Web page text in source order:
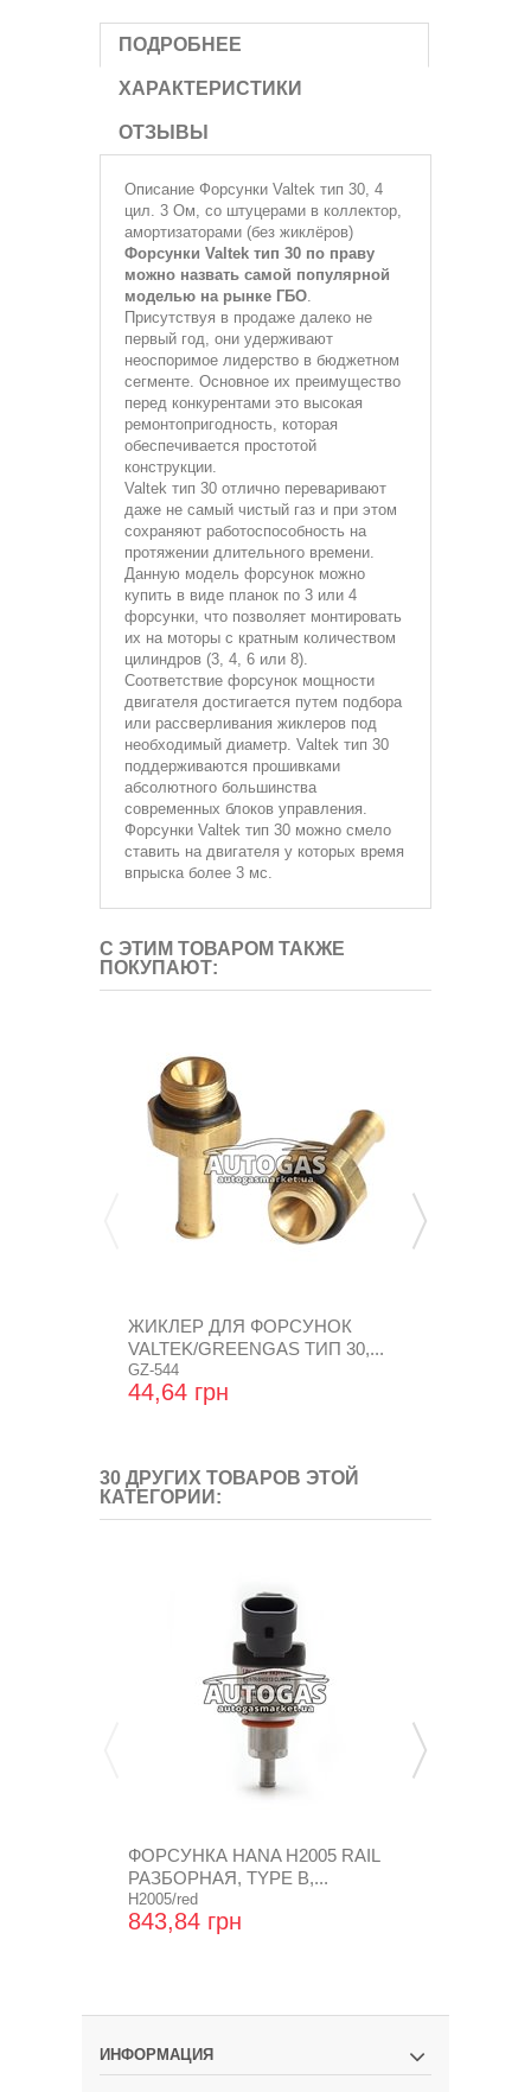
ПОДРОБНЕЕ
ХАРАКТЕРИСТИКИ
ОТЗЫВЫ
Описание Форсунки Valtek тип 30, 4
цил. 3 Oм, со штуцерами в коллектор,
амортизаторами (без жиклёров)
Форсунки Valtek тип 30 по праву
можно назвать самой популярной
моделью на рынке ГБО.
Присутствуя в продаже далеко не
первый год, они удерживают
неоспоримое лидерство в бюджетном
сегменте. Основное их преимущество
перед конкурентами это высокая
ремонтопригодность, которая
обеспечивается простотой
конструкции.
Valtek тип 30 отлично переваривают
даже не самый чистый газ и при этом
сохраняют работоспособность на
протяжении длительного времени.
Данную модель форсунок можно
купить в виде планок по 3 или 4
форсунки, что позволяет монтировать
их на моторы с кратным количеством
цилиндров (3, 4, 6 или 8).
Соответствие форсунок мощности
двигателя достигается путем подбора
или рассверливания жиклеров под
необходимый диаметр. Valtek тип 30
поддерживаются прошивками
абсолютного большинства
современных блоков управления.
Форсунки Valtek тип 30 можно смело
ставить на двигателя у которых время
впрыска более 3 мс.
С ЭТИМ ТОВАРОМ ТАКЖЕ
ПОКУПАЮТ:
ЖИКЛЕР ДЛЯ ФОРСУНОК
VALTEK/GREENGAS ТИП 30,...
GZ-544
44,64 грн
30 ДРУГИХ ТОВАРОВ ЭТОЙ
КАТЕГОРИИ:
ФОРСУНКА HANA Н2005 RAIL
РАЗБОРНАЯ, TYPE B,...
H2005/red
843,84 грн
ИНФОРМАЦИЯ